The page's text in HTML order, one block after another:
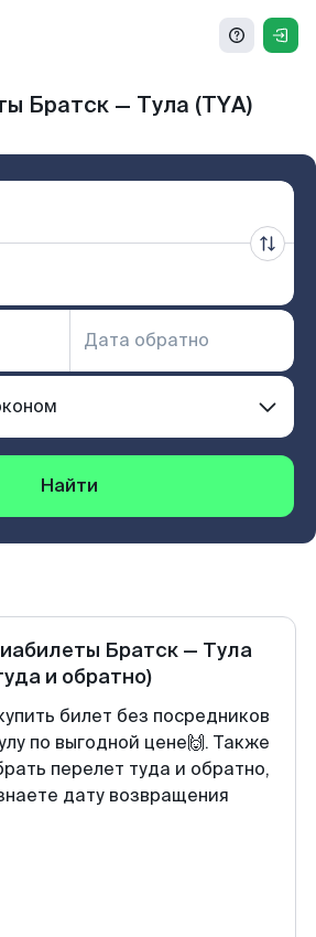
Братск — Тула (TYA)
Найти
Братск— Тула
и обратно)
билет без посредников
по выгодной цене🙌. Также
перелет туда и обратно,
дату возвращения